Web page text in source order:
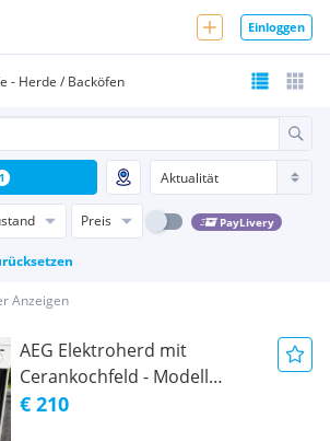
Einloggen
- Herde / Backöfen
Preis PayLivery
1
Anzeigen
AEG Elektroherd mit
Cerankochfeld - Modell
47056VS-WN - Top Zustand
€ 210